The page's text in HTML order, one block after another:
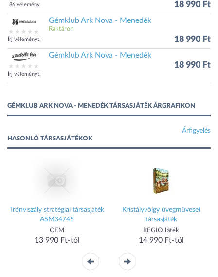
86 vélemény 18 990 Ft
Írj véleményt!
Gémklub Ark Nova - Menedék
Raktáron
18 990 Ft
Írj véleményt!
Gémklub Ark Nova - Menedék
18 990 Ft
GÉMKLUB ARK NOVA - MENEDÉK TÁRSASJÁTÉK ÁRGRAFIKON
Árfigyelés
HASONLÓ TÁRSASJÁTÉKOK
Trónviszály stratégiai társasjáték
ASM34745
OEM
13 990 Ft-tól
Kristályvölgy üvegmûvesei
társasjáték
REGIO Játék
14 990 Ft-tól